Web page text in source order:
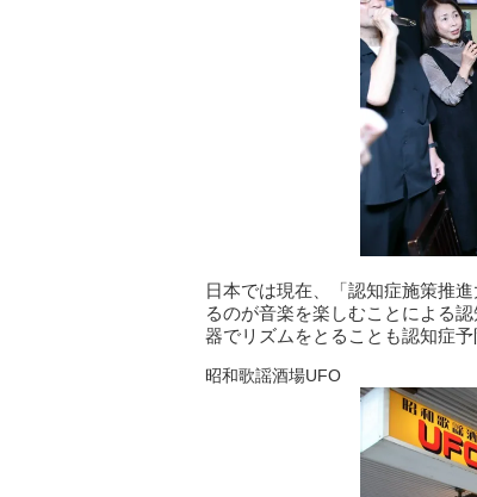
日本では現在、「認知症施策推
るのが⾳楽を楽しむことによる
器でリズムをとることも認知症
昭和歌謡酒場UFO